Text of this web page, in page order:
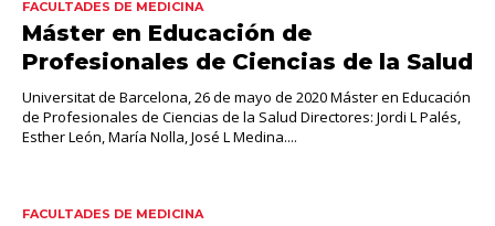
FACULTADES DE MEDICINA
Máster en Educación de
Profesionales de Ciencias de la Salud
Universitat de Barcelona, 26 de mayo de 2020 Máster en Educación
de Profesionales de Ciencias de la Salud Directores: Jordi L Palés,
Esther León, María Nolla, José L Medina....
FACULTADES DE MEDICINA